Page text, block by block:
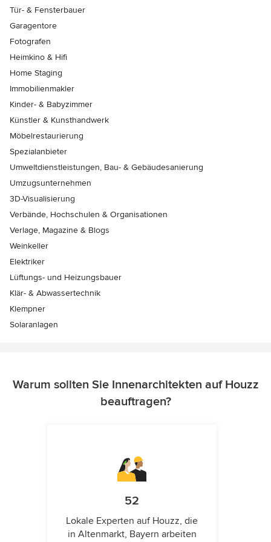
Tür- & Fensterbauer
Garagentore
Fotografen
Heimkino & Hifi
Home Staging
Immobilienmakler
Kinder- & Babyzimmer
Künstler & Kunsthandwerk
Möbelrestaurierung
Spezialanbieter
Umweltdienstleistungen, Bau- & Gebäudesanierung
Umzugsunternehmen
3D-Visualisierung
Verbände, Hochschulen & Organisationen
Verlage, Magazine & Blogs
Weinkeller
Elektriker
Lüftungs- und Heizungsbauer
Klär- & Abwassertechnik
Klempner
Solaranlagen
Warum sollten Sie Innenarchitekten auf Houzz
beauftragen?
52
Lokale Experten auf Houzz, die
in Altenmarkt, Bayern arbeiten